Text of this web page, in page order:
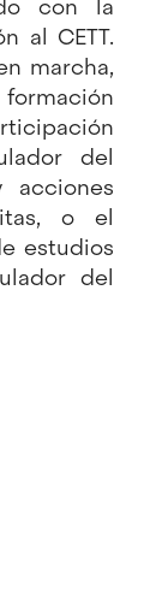
con la
al CETT.
marcha,
del
acciones
o el
estudios
del